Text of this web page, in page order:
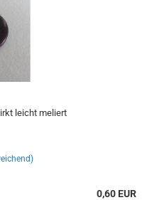
leicht meliert
0,60 EUR